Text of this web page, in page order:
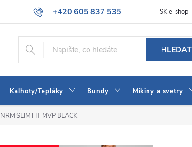
+420 605 837 535
info@jeans-shop.cz
Obchodní podmínky Naše prodejna Blog
SK e-shop
HLEDAT
Kalhoty/Tepláky Bundy Mikiny a svetry
SLIM FIT MVP BLACK